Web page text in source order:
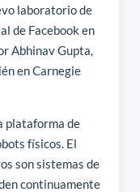
laboratorio de
de Facebook en
Abhinav Gupta,
en Carnegie
plataforma de
físicos. El
son sistemas de
continuamente